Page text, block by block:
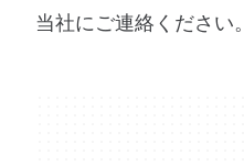
当社にご連絡ください。